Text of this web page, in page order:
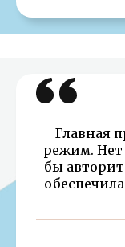
Главная
режим. Нет
бы